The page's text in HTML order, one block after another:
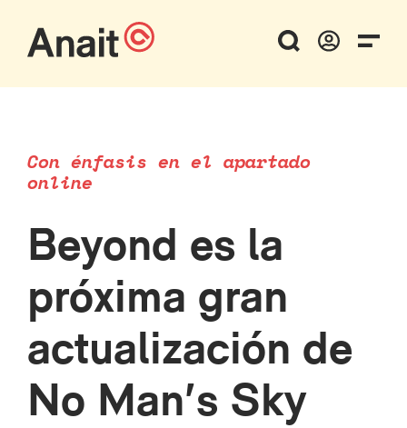
Con énfasis en el apartado
online
Beyond es la
próxima gran
actualización de
No Man’s Sky